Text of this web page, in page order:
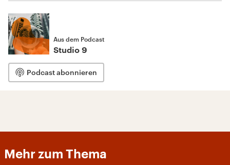
Aus dem Podcast
Studio 9
Podcast abonnieren
Mehr zum Thema